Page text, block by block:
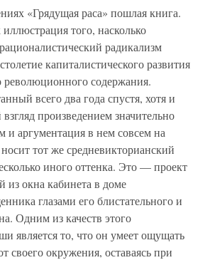
«Грядущая раса» пошлая книга.
того, насколько
радикализм
капиталистического развития
революционного содержания.
всего два года спустя, хотя и
произведением значительно
и аргументация в нем совсем на
тот же средневикторианский
иного оттенка. Это — проект
из окна кабинета в доме
глазами его блистательного и
Одним из качеств этого
является то, что он умеет ощущать
своего окружения, оставаясь при